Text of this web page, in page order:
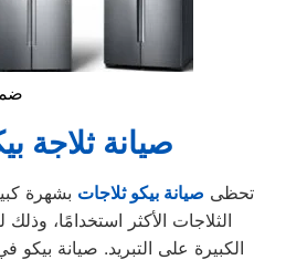
صيانة ثلاجة
تحظى صيانة بيكو ثلاجات بشهرة
الثلاجات الأكثر استخدامًا، وذلك
الكبيرة على التبريد. صيانة بيكو